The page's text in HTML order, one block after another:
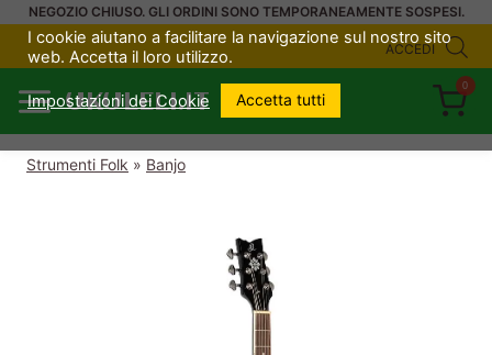
SaltaNEGOZIO CHIUSO. GLI ORDINI SONO TEMPORANEAMENTE SOSPESI.
ACCEDI
UKULELI.IT
0
Strumenti Folk » Banjo
I cookie aiutano a facilitare la navigazione sul nostro sito
web. Accetta il loro utilizzo.
Impostazioni dei Cookie Accetta tutti